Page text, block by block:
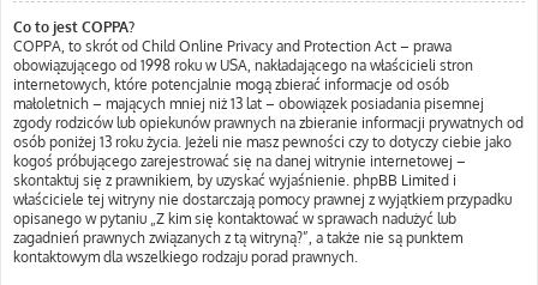
Co to jest COPPA?
COPPA, to skrót od Child Online Privacy and Protection Act – prawa
obowiązującego od 1998 roku w USA, nakładającego na właścicieli stron
internetowych, które potencjalnie mogą zbierać informacje od osób
małoletnich – mających mniej niż 13 lat – obowiązek posiadania pisemnej
zgody rodziców lub opiekunów prawnych na zbieranie informacji prywatnych od
osób poniżej 13 roku życia. Jeżeli nie masz pewności czy to dotyczy ciebie jako
kogoś próbującego zarejestrować się na danej witrynie internetowej –
skontaktuj się z prawnikiem, by uzyskać wyjaśnienie. phpBB Limited i
właściciele tej witryny nie dostarczają pomocy prawnej z wyjątkiem przypadku
opisanego w pytaniu „Z kim się kontaktować w sprawach nadużyć lub
zagadnień prawnych związanych z tą witryną?”, a także nie są punktem
kontaktowym dla wszelkiego rodzaju porad prawnych.